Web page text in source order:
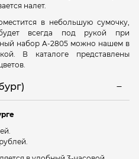
налет.
в небольшую сумочку,
всегда под рукой при
набор A-2805 можно нашем в
В каталоге представлены